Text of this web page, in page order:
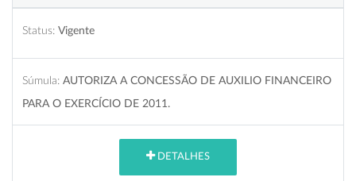
Status: Vigente
Súmula: AUTORIZA A CONCESSÃO DE AUXILIO FINANCEIRO
PARA O EXERCÍCIO DE 2011.
DETALHES